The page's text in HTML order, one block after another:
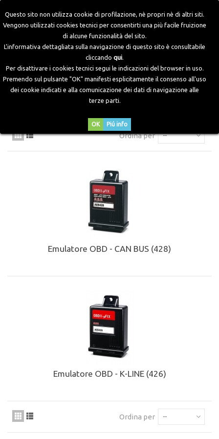
Questo sito non utilizza cookie di profilazione, nè propri nè di altri siti.
Vengono utilizzati cookies tecnici per consentirti una più facile fruizione
di alcune funzionalità del sito.
L'informativa dettagliata sulla navigazione di questo sito è consultabile
cliccando qui.
Per disattivare i cookies tecnici segui le indicazioni del browser in uso.
Premendo sul pulsante "OK" manifesti esplicitamente il consenso all'uso
dei cookie indicati e alla comunicazione dei dati di navigazione alle
terze parti.
OK Piú info
Componenti Elettronici Emulatori
Emulatori
EMULATORI OBD
Ordina per --
Emulatore OBD - CAN BUS (428)
Emulatore OBD - K-LINE (426)
Ordina per --